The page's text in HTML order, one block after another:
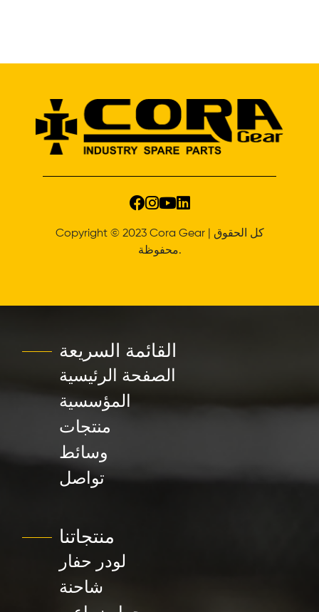
Copyright © 2023 Cora Gear | كل الحقوق
محفوظة.
القائمة السريعة
الصفحة الرئيسية
المؤسسية
منتجات
وسائط
تواصل
منتجاتنا
لودر حفار
شاحنة